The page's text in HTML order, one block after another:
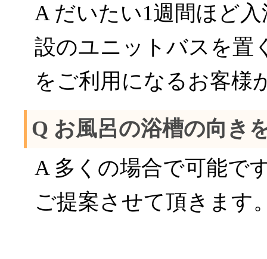
A だいたい1週間ほど
設のユニットバスを置
をご利用になるお客様
Q お風呂の浴槽の向き
A 多くの場合で可能で
ご提案させて頂きます